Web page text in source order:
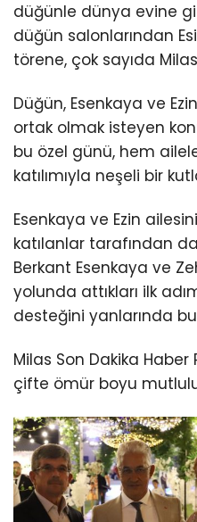
düğünle dünya evine
düğün salonlarından
törene, çok sayıda
Düğün, Esenkaya ve
ortak olmak isteyen
bu özel günü, hem
katılımıyla neşeli bir
Esenkaya ve Ezin
katılanlar tarafından
Berkant Esenkaya ve
yolunda attıkları ilk
desteğini yanlarında
Milas Son Dakika Haber
çifte ömür boyu